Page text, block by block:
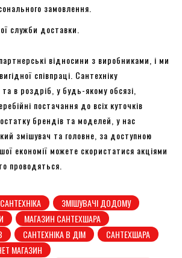
замовлення.
служби доставки.
відносини з виробниками, і ми
співпраці. Сантехніку
в роздріб, у будь-якому обсязі,
постачання до всіх куточків
брендів та моделей, у нас
змішувач та головне, за доступною
економії можете скористатися акціями
проводяться.
ЗМІШУВАЧІ ДОДОМУ
МАГАЗИН САНТЕХШАРА
САНТЕХНІКА В ДІМ
САНТЕХШАРА
МАГАЗИН